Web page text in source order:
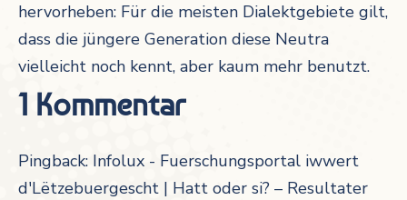
hervorheben: Für die meisten Dialektgebiete gilt,
dass die jüngere Generation diese Neutra
vielleicht noch kennt, aber kaum mehr benutzt.
1 Kommentar
Pingback: Infolux - Fuerschungsportal iwwert
d'Lëtzebuergescht | Hatt oder si? – Resultater